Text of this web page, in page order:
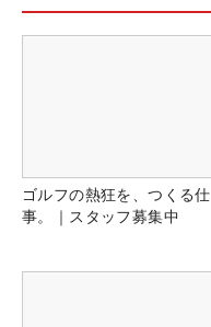
ゴルフの熱狂を、つくる仕
事。｜スタッフ募集中